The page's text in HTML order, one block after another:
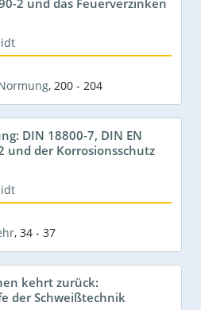
2 und das Feuerverzinken
, 200 - 204
DIN 18800-7, DIN EN
und der Korrosionsschutz
, 34 - 37
kehrt zurück:
der Schweißtechnik